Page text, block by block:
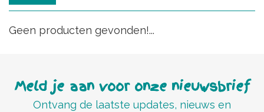
Geen producten gevonden!...
Meld je aan voor onze nieuwsbrief
Ontvang de laatste updates, nieuws en